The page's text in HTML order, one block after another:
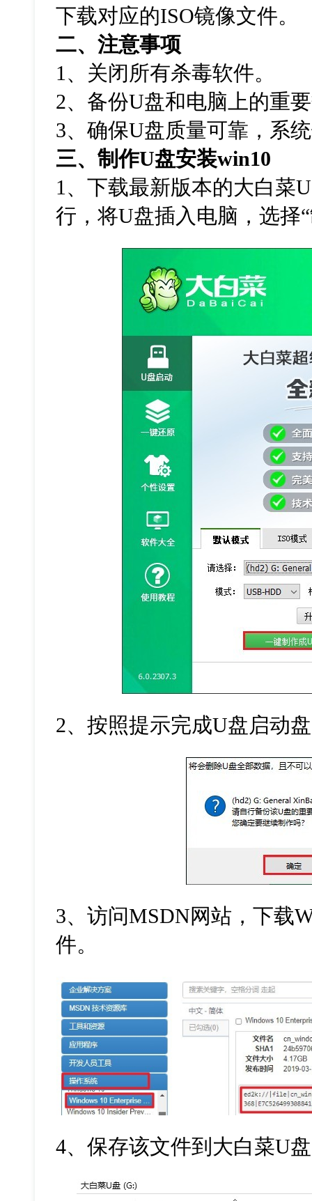
下载对应的ISO镜像文件。
二、注意事项
1、关闭所有杀毒软件。
2、备份U盘和电脑上的重
3、确保U盘质量可靠，系
三、制作U盘安装win10
1、下载最新版本的大白菜
行，将U盘插入电脑，选择
2、按照提示完成U盘启动
3、访问MSDN网站，下载
件。
4、保存该文件到大白菜U